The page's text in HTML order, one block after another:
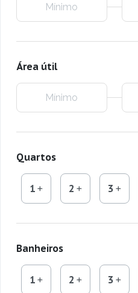
Área útil
Quartos
1 2 3
Banheiros
1 2 3